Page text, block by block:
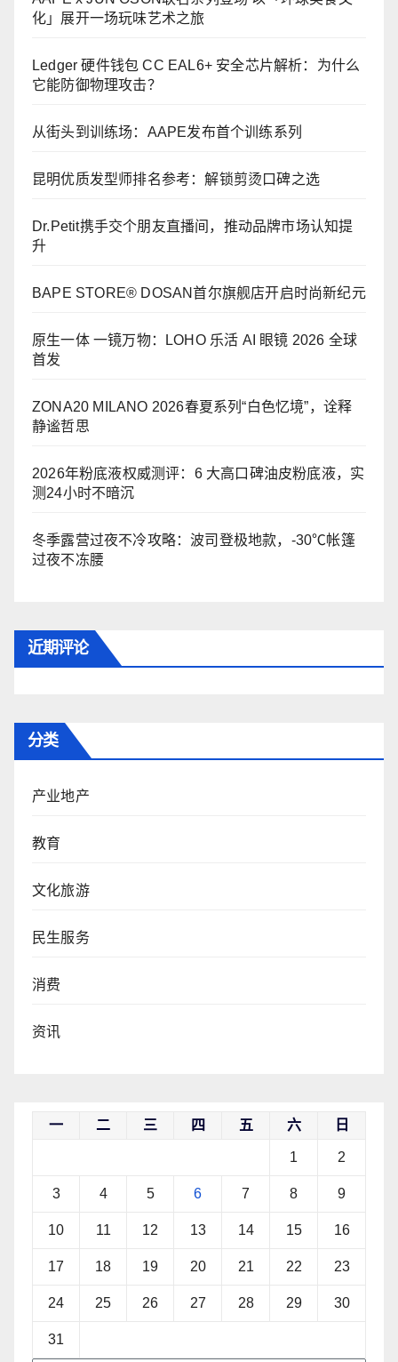
化」展开一场玩味艺术之旅
Ledger 硬件钱包 CC EAL6+ 安全芯片解析：为什么
它能防御物理攻击？
从街头到训练场：AAPE发布首个训练系列
昆明优质发型师排名参考：解锁剪烫口碑之选
Dr.Petit携手交个朋友直播间，推动品牌市场认知提
升
BAPE STORE® DOSAN首尔旗舰店开启时尚新纪元
原生一体 一镜万物：LOHO 乐活 AI 眼镜 2026 全球
首发
ZONA20 MILANO 2026春夏系列“白色忆境”，诠释
静谧哲思
2026年粉底液权威测评：6 大高口碑油皮粉底液，实
测24小时不暗沉
冬季露营过夜不冷攻略：波司登极地款，-30℃帐篷
过夜不冻腰
近期评论
分类
产业地产
教育
文化旅游
民生服务
消费
资讯
一 二 三 四 五 六 日
1 2
3 4 5 6 7 8 9
10 11 12 13 14 15 16
17 18 19 20 21 22 23
24 25 26 27 28 29 30
31